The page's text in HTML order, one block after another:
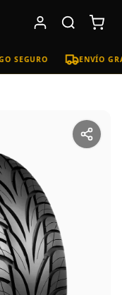
SEGURO ENVÍO